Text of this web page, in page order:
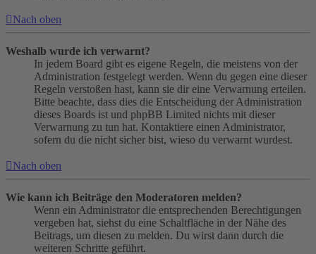
Nach oben
Weshalb wurde ich verwarnt?
In jedem Board gibt es eigene Regeln, die meistens von der
Administration festgelegt werden. Wenn du gegen eine dieser
Regeln verstoßen hast, kann sie dir eine Verwarnung erteilen.
Bitte beachte, dass dies die Entscheidung der Administration
dieses Boards ist und phpBB Limited nichts mit dieser
Verwarnung zu tun hat. Kontaktiere einen Administrator,
sofern du die nicht sicher bist, wieso du verwarnt wurdest.
Nach oben
Wie kann ich Beiträge den Moderatoren melden?
Wenn ein Administrator die entsprechenden Berechtigungen
vergeben hat, siehst du eine Schaltfläche in der Nähe des
Beitrags, um diesen zu melden. Du wirst dann durch die
weiteren Schritte geführt.